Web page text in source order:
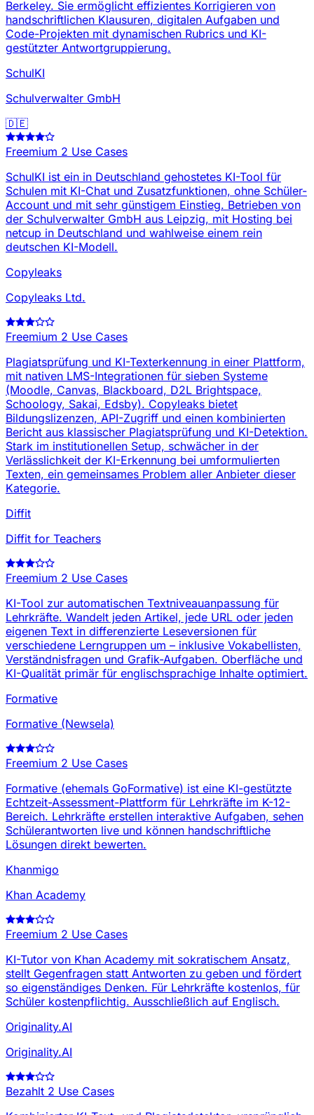
Berkeley. Sie ermöglicht effizientes Korrigieren von
handschriftlichen Klausuren, digitalen Aufgaben und
Code-Projekten mit dynamischen Rubrics und KI-
gestützter Antwortgruppierung.
SchulKI
Schulverwalter GmbH
🇩🇪
Freemium 2 Use Cases
SchulKI ist ein in Deutschland gehostetes KI-Tool für
Schulen mit KI-Chat und Zusatzfunktionen, ohne Schüler-
Account und mit sehr günstigem Einstieg. Betrieben von
der Schulverwalter GmbH aus Leipzig, mit Hosting bei
netcup in Deutschland und wahlweise einem rein
deutschen KI-Modell.
Copyleaks
Copyleaks Ltd.
Freemium 2 Use Cases
Plagiatsprüfung und KI-Texterkennung in einer Plattform,
mit nativen LMS-Integrationen für sieben Systeme
(Moodle, Canvas, Blackboard, D2L Brightspace,
Schoology, Sakai, Edsby). Copyleaks bietet
Bildungslizenzen, API-Zugriff und einen kombinierten
Bericht aus klassischer Plagiatsprüfung und KI-Detektion.
Stark im institutionellen Setup, schwächer in der
Verlässlichkeit der KI-Erkennung bei umformulierten
Texten, ein gemeinsames Problem aller Anbieter dieser
Kategorie.
Diffit
Diffit for Teachers
Freemium 2 Use Cases
KI-Tool zur automatischen Textniveauanpassung für
Lehrkräfte. Wandelt jeden Artikel, jede URL oder jeden
eigenen Text in differenzierte Leseversionen für
verschiedene Lerngruppen um – inklusive Vokabellisten,
Verständnisfragen und Grafik-Aufgaben. Oberfläche und
KI-Qualität primär für englischsprachige Inhalte optimiert.
Formative
Formative (Newsela)
Freemium 2 Use Cases
Formative (ehemals GoFormative) ist eine KI-gestützte
Echtzeit-Assessment-Plattform für Lehrkräfte im K-12-
Bereich. Lehrkräfte erstellen interaktive Aufgaben, sehen
Schülerantworten live und können handschriftliche
Lösungen direkt bewerten.
Khanmigo
Khan Academy
Freemium 2 Use Cases
KI-Tutor von Khan Academy mit sokratischem Ansatz,
stellt Gegenfragen statt Antworten zu geben und fördert
so eigenständiges Denken. Für Lehrkräfte kostenlos, für
Schüler kostenpflichtig. Ausschließlich auf Englisch.
Originality.AI
Originality.AI
Bezahlt 2 Use Cases